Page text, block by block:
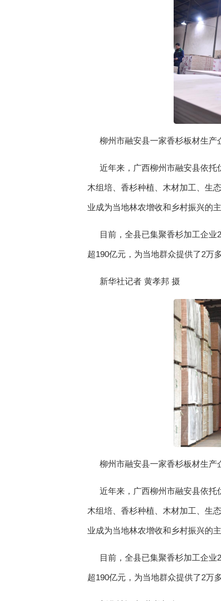
柳州市融安县一家香杉板材生
近年来，广西柳州市融安县依
木组培、香杉种植、木材加工、生
业成为当地林农增收和乡村振兴的
目前，全县已集聚香杉加工企
超190亿元，为当地群众提供了2万
新华社记者 黄孝邦 摄
柳州市融安县一家香杉板材生
近年来，广西柳州市融安县依
木组培、香杉种植、木材加工、生
业成为当地林农增收和乡村振兴的
目前，全县已集聚香杉加工企
超190亿元，为当地群众提供了2万